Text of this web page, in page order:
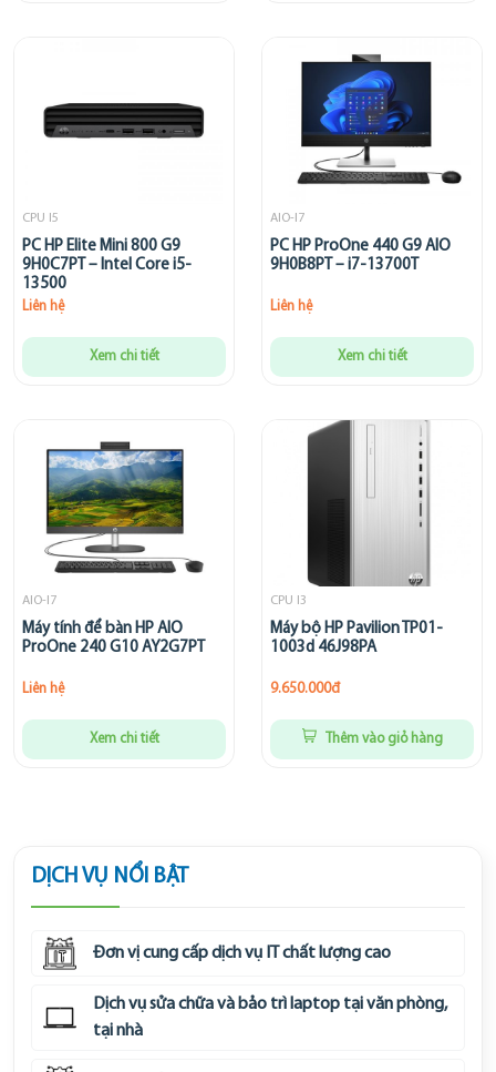
CPU I5
PC HP Elite Mini 800 G9
9H0C7PT – Intel Core i5-
13500
Liên hệ
Xem chi tiết
AIO-I7
PC HP ProOne 440 G9 AIO
9H0B8PT – i7-13700T
Liên hệ
Xem chi tiết
AIO-I7
Máy tính để bàn HP AIO
ProOne 240 G10 AY2G7PT
Liên hệ
Xem chi tiết
CPU I3
Máy bộ HP Pavilion TP01-
1003d 46J98PA
9.650.000đ
Thêm vào giỏ hàng
DỊCH VỤ NỔI BẬT
Đơn vị cung cấp dịch vụ IT chất lượng cao
Dịch vụ sửa chữa và bảo trì laptop tại văn phòng,
tại nhà